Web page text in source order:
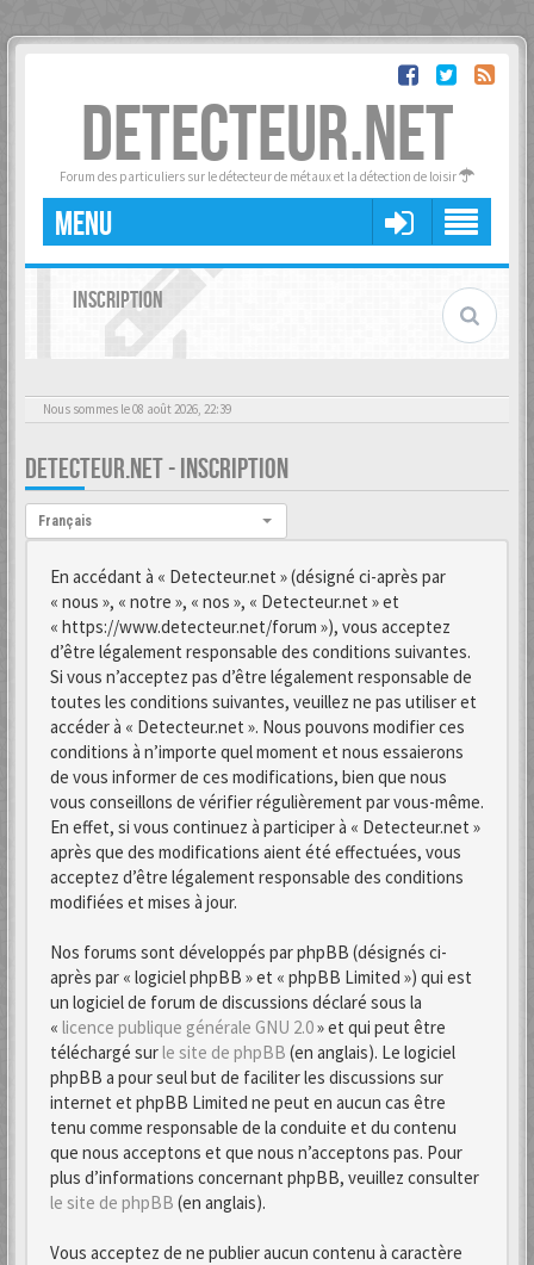
DETECTEUR.NET
Forum des particuliers sur le détecteur de métaux et la détection de loisir
MENU
INSCRIPTION
Nous sommes le 08 août 2026, 22:39
DETECTEUR.NET - INSCRIPTION
Langue :
Français
En accédant à « Detecteur.net » (désigné ci-après par
« nous », « notre », « nos », « Detecteur.net » et
« https://www.detecteur.net/forum »), vous acceptez
d’être légalement responsable des conditions suivantes.
Si vous n’acceptez pas d’être légalement responsable de
toutes les conditions suivantes, veuillez ne pas utiliser et
accéder à « Detecteur.net ». Nous pouvons modifier ces
conditions à n’importe quel moment et nous essaierons
de vous informer de ces modifications, bien que nous
vous conseillons de vérifier régulièrement par vous-même.
En effet, si vous continuez à participer à « Detecteur.net »
après que des modifications aient été effectuées, vous
acceptez d’être légalement responsable des conditions
modifiées et mises à jour.
Nos forums sont développés par phpBB (désignés ci-
après par « logiciel phpBB » et « phpBB Limited ») qui est
un logiciel de forum de discussions déclaré sous la
« licence publique générale GNU 2.0» et qui peut être
téléchargé surle site de phpBB (en anglais). Le logiciel
phpBB a pour seul but de faciliter les discussions sur
internet et phpBB Limited ne peut en aucun cas être
tenu comme responsable de la conduite et du contenu
que nous acceptons et que nous n’acceptons pas. Pour
plus d’informations concernant phpBB, veuillez consulter
le site de phpBB (en anglais).
Vous acceptez de ne publier aucun contenu à caractère